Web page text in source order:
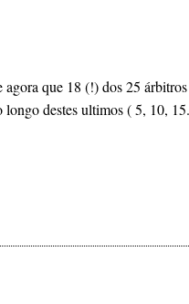
que 18 (!) dos 25
destes ultimos ( 5, 10,